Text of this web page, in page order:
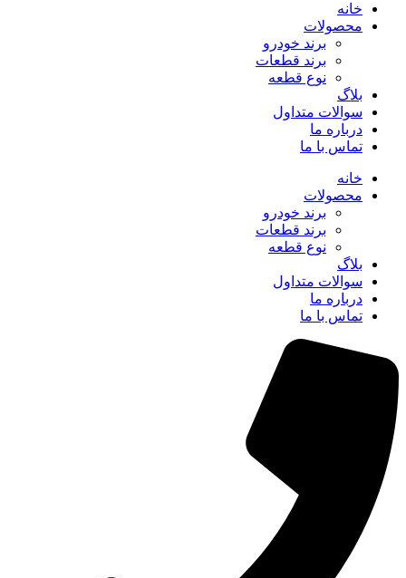
خانه
محصولات
برند خودرو
برند قطعات
نوع قطعه
بلاگ
سوالات متداول
درباره ما
تماس با ما
خانه
محصولات
برند خودرو
برند قطعات
نوع قطعه
بلاگ
سوالات متداول
درباره ما
تماس با ما